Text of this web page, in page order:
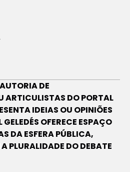
DE
ARTICULISTAS DO PORTAL
IDEIAS OU OPINIÕES
OFERECE ESPAÇO
DA ESFERA PÚBLICA,
PLURALIDADE DO DEBATE